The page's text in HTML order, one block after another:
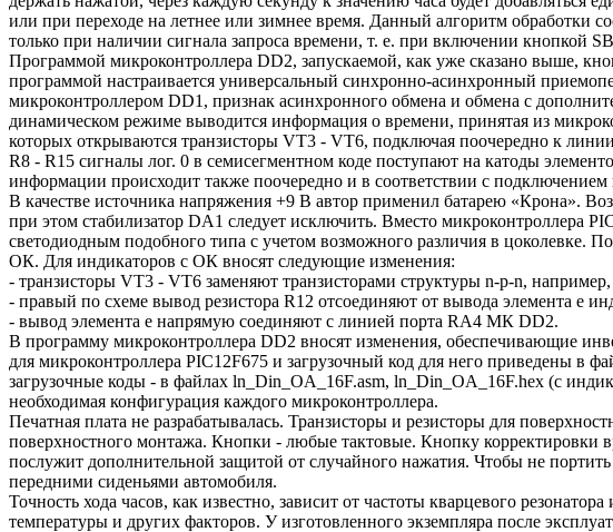
или при переходе на летнее или зимнее время. Данный алгоритм обработки
только при наличии сигнала запроса времени, т. е. при включении кнопкой
Программой микроконтроллера DD2, запускаемой, как уже сказано выше,
программой настраивается универсальный синхронно-асинхронный
микроконтроллером DD1, признак асинхронного обмена и обмена с
динамическом режиме выводится информация о времени, принятая из
которых открываются транзисторы VT3 - VT6, подключая поочередно к
R8 - R15 сигналы лог. 0 в семисегментном коде поступают на катоды
информации происходит также поочередно и в соответствии с
В качестве источника напряжения +9 В автор применил батарею «Крона».
при этом стабилизатор DA1 следует исключить. Вместо
светодиодным подобного типа с учетом возможного различия в цоколевке.
ОК. Для индикаторов с ОК вносят следующие изменения:
- транзисторы VT3 - VT6 заменяют транзисторами структуры n-p-n,
- правый по схеме вывод резистора R12 отсоединяют от вывода элемента е
- вывод элемента е напрямую соединяют с линией порта RA4 МК DD2.
В программу микроконтроллера DD2 вносят изменения, обеспечивающие
для микроконтроллера PIC12F675 и загрузочный код для него приведены в
загрузочные коды - в файлах ln_Din_OA_16F.asm, ln_Din_OA_16F.hex (с
необходимая конфигурация каждого микроконтроллера.
Печатная плата не разрабатывалась. Транзисторы и резисторы для
поверхностного монтажа. Кнопки - любые тактовые. Кнопку корректировки
послужит дополнительной защитой от случайного нажатия. Чтобы не
передними сиденьями автомобиля.
Точность хода часов, как известно, зависит от частоты кварцевого
температуры и других факторов. У изготовленного экземпляра после